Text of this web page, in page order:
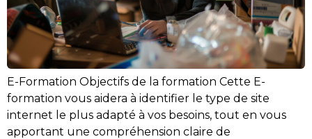
E-Formation Objectifs de la formation Cette E-
formation vous aidera à identifier le type de site
internet le plus adapté à vos besoins, tout en vous
apportant une compréhension claire de